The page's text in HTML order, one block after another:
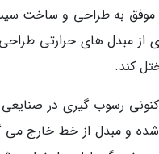
موفق به طراحی و ساخت
از مبدل های حرارتی
کند.
رسوب گیری در صنایعی
شده و مبدل از خط خارج می